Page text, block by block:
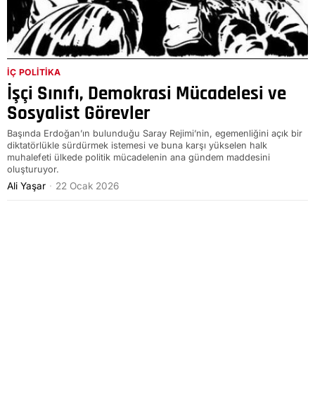
İÇ POLITIKA
İşçi Sınıfı, Demokrasi Mücadelesi ve
Sosyalist Görevler
Başında Erdoğan’ın bulunduğu Saray Rejimi’nin, egemenliğini açık bir
diktatörlükle sürdürmek istemesi ve buna karşı yükselen halk
muhalefeti ülkede politik mücadelenin ana gündem maddesini
oluşturuyor.
Ali Yaşar 22 Ocak 2026